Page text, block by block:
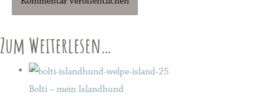
Zum Weiterlesen…
Bolti – mein Islandhund